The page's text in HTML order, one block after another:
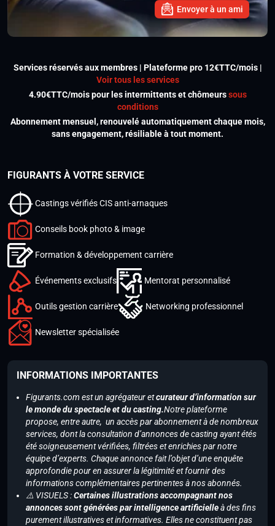
Envoyer à un ami
Services réservés aux membres | Plateforme pro 12€TTC/mois |
Voir tous les services
4.90€TTC/mois pour les intermittents et chômeurssous
conditions
Abonnement mensuel, renouvelé automatiquement chaque mois,
sans engagement, résiliable à tout moment.
FIGURANTS À VOTRE SERVICE
Castings vérifiés CIS anti-arnaques
Conseils book photo & image
Formation & développement carrière
Événements exclusifs Mentorat personnalisé
Outils gestion carrière Networking professionnel
Newsletter spécialisée
INFORMATIONS IMPORTANTES
Figurants.com est un agrégateur etcurateur d’information sur
le monde du spectacle et du casting.Notre plateforme
propose, entre autre, un accès par abonnement à de nombreux
services, dont la consultation d’annonces de casting ayant étés
été soigneusement vérifiées, filtrées et enrichies par notre
équipe d’experts. Chaque annonce fait l’objet d’une enquête
approfondie pour en assurer la légitimité et fournir des
informations complémentaires pertinentes à nos abonnés.
⚠️ VISUELS :Certaines illustrations accompagnant nos
annonces sont générées par intelligence artificielleà des fins
purement illustratives et informatives. Elles ne constituent pas